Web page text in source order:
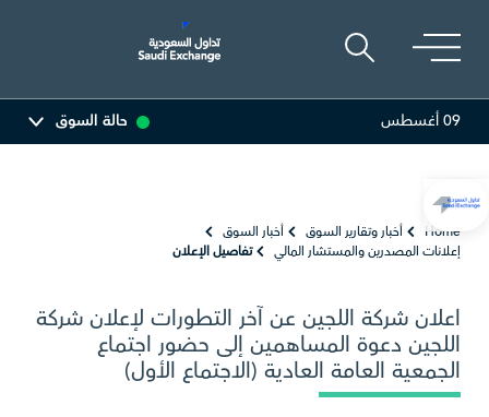
81.85
09 أغسطس حالة السوق
Home أخبار وتقارير السوق
أخبار السوق
إعلانات المصدرين والمستشار المالي
تفاصيل الإعلان
اعلان شركة اللجين عن آخر التطورات لإعلان شركة
اللجين دعوة المساهمين إلى حضور اجتماع
الجمعية العامة العادية (الاجتماع الأول)